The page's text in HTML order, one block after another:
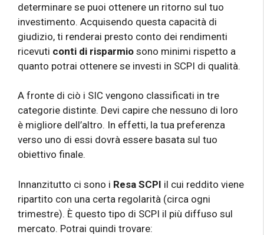
determinare se puoi ottenere un ritorno sul tuo
investimento. Acquisendo questa capacità di
giudizio, ti renderai presto conto dei rendimenti
ricevuti conti di risparmio sono minimi rispetto a
quanto potrai ottenere se investi in SCPI di qualità.
A fronte di ciò i SIC vengono classificati in tre
categorie distinte. Devi capire che nessuno di loro
è migliore dell’altro. In effetti, la tua preferenza
verso uno di essi dovrà essere basata sul tuo
obiettivo finale.
Innanzitutto ci sono i Resa SCPI il cui reddito viene
ripartito con una certa regolarità (circa ogni
trimestre). È questo tipo di SCPI il più diffuso sul
mercato. Potrai quindi trovare: